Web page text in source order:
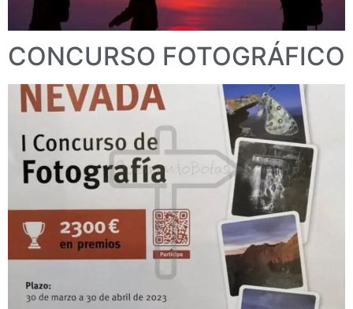
CONCURSO FOTOGRÁFICO